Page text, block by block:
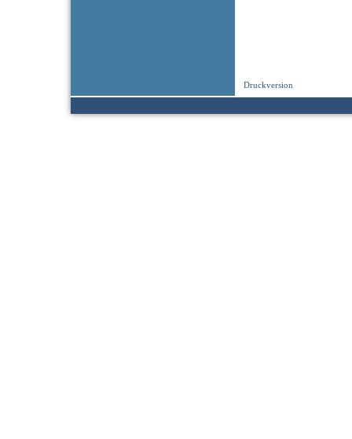
Druckversion